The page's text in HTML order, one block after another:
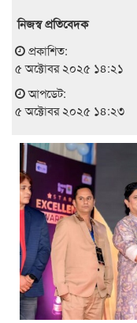
নিজস্ব প্রতিবেদক
প্রকাশিত:
৫ অক্টোবর ২০২৫ ১৪:২১
আপডেট:
৫ অক্টোবর ২০২৫ ১৪:২৩